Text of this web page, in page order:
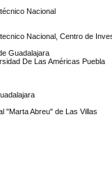
Nacional
Nacional, Centro de
Guadalajara
De Las Américas Puebla
"Marta Abreu" de Las Villas